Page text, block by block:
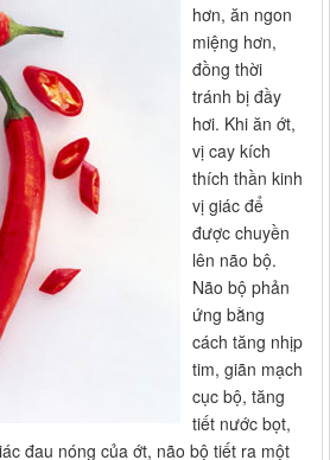
hơn, ăn ngon
miệng hơn,
đồng thời
tránh bị đầy
hơi. Khi ăn ớt,
vị cay kích
thích thần kinh
vị giác để
được chuyền
lên não bộ.
Não bộ phản
ứng bằng
cách tăng nhịp
tim, giãn mạch
cục bộ, tăng
tiết nước bọt,
đau nóng của ớt, não bộ tiết ra một